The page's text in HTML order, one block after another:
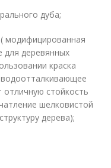
дуба;
( модифицированная
для деревянных
краска
отличную стойкость
шелковистой
дерева);